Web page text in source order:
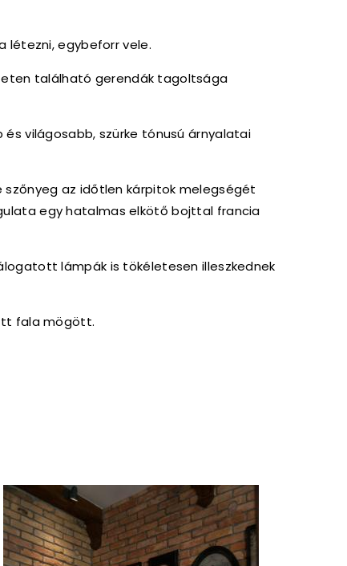
létezni, egybeforr vele.
található gerendák tagoltsága
világosabb, szürke tónusú árnyalatai
szőnyeg az időtlen kárpitok melegségét
egy hatalmas elkötő bojttal francia
lámpák is tökéletesen illeszkednek
fala mögött.